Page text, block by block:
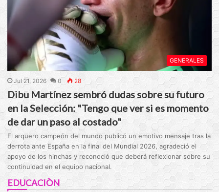
GENERALES
Jul 21, 2026 0 28
Dibu Martínez sembró dudas sobre su futuro
en la Selección: "Tengo que ver si es momento
de dar un paso al costado"
El arquero campeón del mundo publicó un emotivo mensaje tras la
derrota ante España en la final del Mundial 2026, agradeció el
apoyo de los hinchas y reconoció que deberá reflexionar sobre su
continuidad en el equipo nacional.
EDUCACIÒN